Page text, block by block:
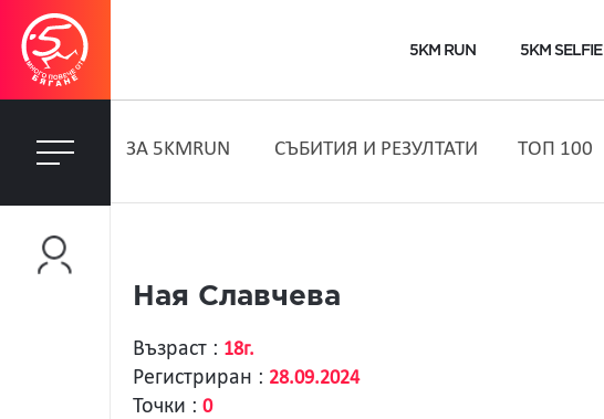
5KM RUN 5KM SELFIE
ЗA 5KMRUN СЪБИТИЯ И РЕЗУЛТАТИ ТОП 100
Ная Славчева
Възраст : 18г.
Регистриран : 28.09.2024
Точки : 0